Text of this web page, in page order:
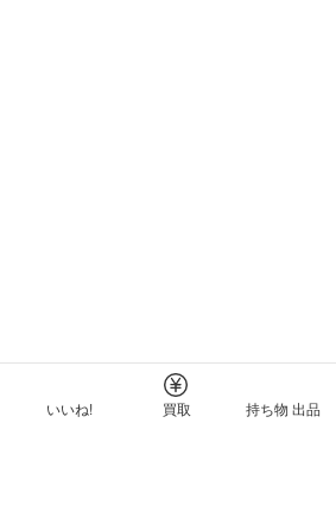
いいね! 買取 持ち物 出品